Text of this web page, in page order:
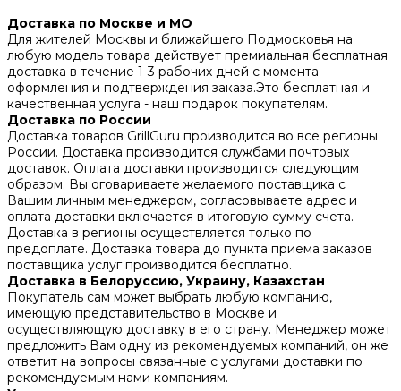
Доставка по Москве и МО
Для жителей Москвы и ближайшего Подмосковья на
любую модель товара действует премиальная бесплатная
доставка в течение 1-3 рабочих дней с момента
оформления и подтверждения заказа.Это бесплатная и
качественная услуга - наш подарок покупателям.
Доставка по России
Доставка товаров GrillGuru производится во все регионы
России. Доставка производится службами почтовых
доставок. Оплата доставки производится следующим
образом. Вы оговариваете желаемого поставщика с
Вашим личным менеджером, согласовываете адрес и
оплата доставки включается в итоговую сумму счета.
Доставка в регионы осуществляется только по
предоплате. Доставка товара до пункта приема заказов
поставщика услуг производится бесплатно.
Доставка в Белоруссию, Украину, Казахстан
Покупатель сам может выбрать любую компанию,
имеющую представительство в Москве и
осуществляющую доставку в его страну. Менеджер может
предложить Вам одну из рекомендуемых компаний, он же
ответит на вопросы связанные с услугами доставки по
рекомендуемым нами компаниям.